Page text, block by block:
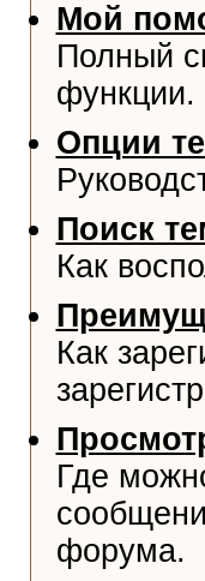
Мой
Полный
функции.
Опции
Поиск
Как
Как
Где
форума.